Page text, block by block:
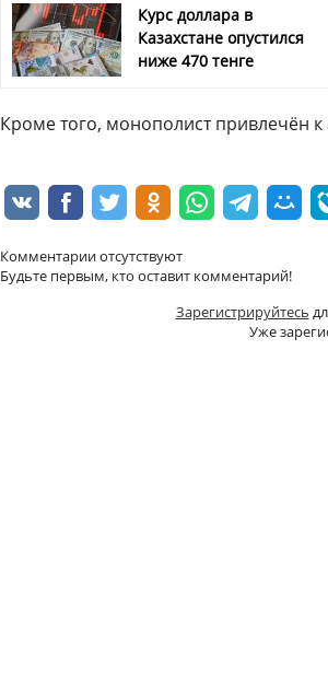
Курс доллара в
Казахстане опустился
ниже 470 тенге
Кроме того, монополист привлечён к
Комментарии отсутствуют
Будьте первым, кто оставит комментарий!
Зарегистрируйтесь
Уже